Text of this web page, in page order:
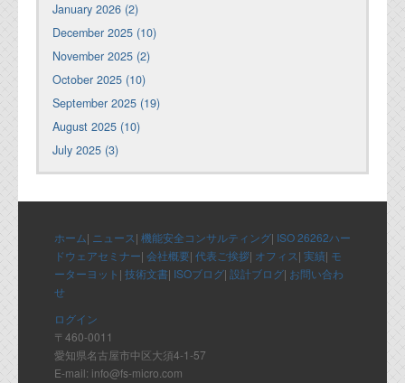
January 2026 (2)
December 2025 (10)
November 2025 (2)
October 2025 (10)
September 2025 (19)
August 2025 (10)
July 2025 (3)
ホーム| ニュース| 機能安全コンサルティング| ISO 26262ハー
ドウェアセミナー| 会社概要| 代表ご挨拶| オフィス| 実績| モ
ーターヨット | 技術文書| ISOブログ| 設計ブログ| お問い合わ
せ
ログイン
〒460-0011
愛知県名古屋市中区大須4-1-57
E-mail: info@fs-micro.com